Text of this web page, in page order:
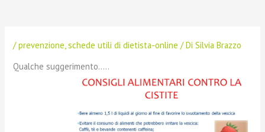
/prevenzione,schede utili di dietista-online / DiSilvia Brazzo
Qualche suggerimento…..